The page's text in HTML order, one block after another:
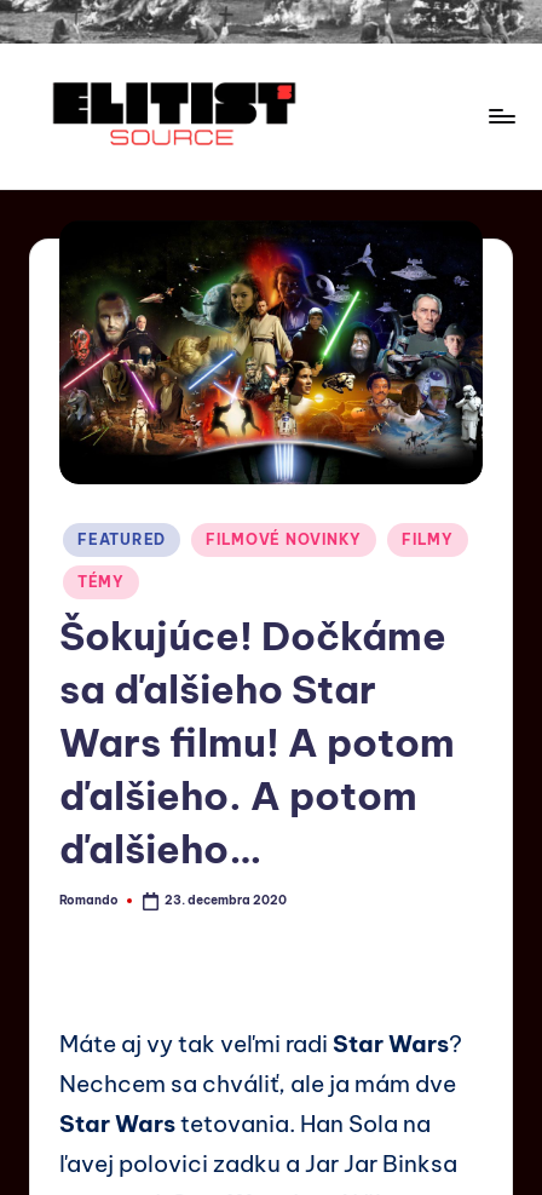
FEATURED FILMOVÉ NOVINKY FILMY
TÉMY
Šokujúce! Dočkáme
sa ďalšieho Star
Wars filmu! A potom
ďalšieho. A potom
ďalšieho…
Romando 23. decembra 2020
Máte aj vy tak veľmi radi Star Wars?
Nechcem sa chváliť, ale ja mám dve
Star Warstetovania. Han Sola na
ľavej polovici zadku a Jar Jar Binksa